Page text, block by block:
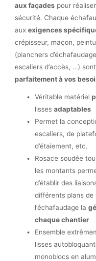
aux façades pour réaliser
sécurité. Chaque
aux exigences
crépisseur, maçon,
(planchers
escaliers d’accès, …)
parfaitement à vos
Véritable matériel
lissesadaptables
Permet la
escaliers, de
d’étaiement, etc.
Rosace soudée
les montants
d’établir des
différents plans de
l’échafaudage la
chaque chantier
Ensemble
lisses
monoblocs en